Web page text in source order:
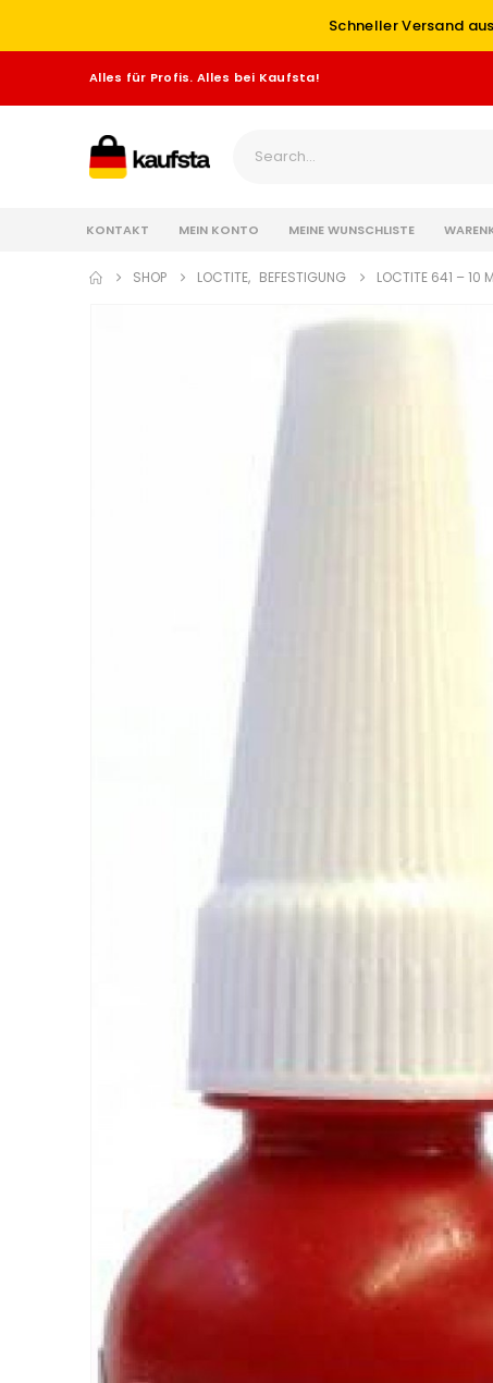
Schneller Versand
Alles für Profis. Alles bei Kaufsta!
KONTAKT MEIN KONTO MEINE WUNSCHLISTE
SHOP LOCTITE, BEFESTIGUNG LOCTITE 641 – 10